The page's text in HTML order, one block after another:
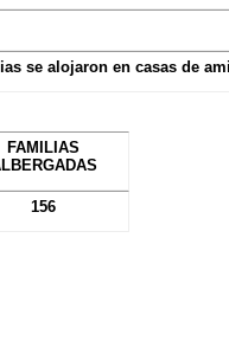
se alojaron en casas de
FAMILIAS
156